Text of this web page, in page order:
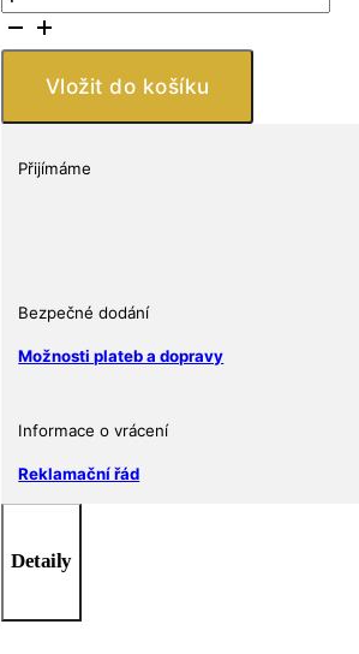
Zealand
Mint
Stříbrná
Rangers
množství
Vložit do košíku
Přijímáme
Bezpečné dodání
Možnosti plateb a dopravy
Informace o vrácení
Reklamační řád
Detaily